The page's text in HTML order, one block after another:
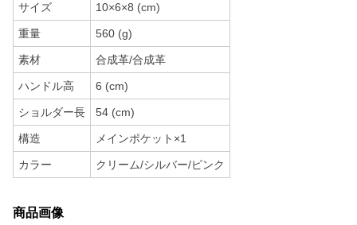
サイズ 10×6×8 (cm)
重量 560 (g)
素材 合成革/合成革
ハンドル高 6 (cm)
ショルダー長 54 (cm)
構造 メインポケット×1
カラー クリーム/シルバー/ピンク
商品画像